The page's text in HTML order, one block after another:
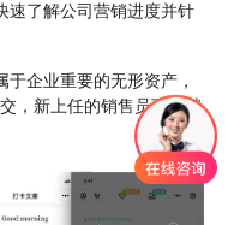
速了解公司营销进度并针
于企业重要的无形资产，
，新上任的销售员可以继